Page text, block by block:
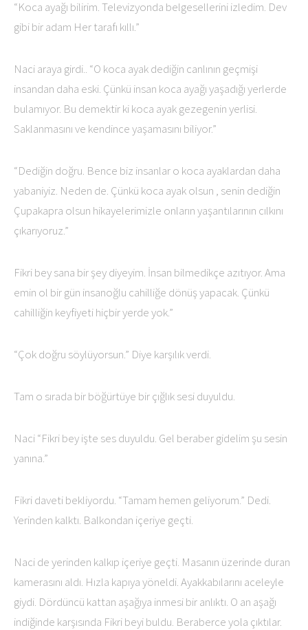
“Koca ayağı bilirim. Televizyonda belgesellerini izledim. Dev
gibi bir adam Her tarafı kıllı.”
Naci araya girdi.. “O koca ayak dediğin canlının geçmişi
insandan daha eski. Çünkü insan koca ayağı yaşadığı yerlerde
bulamıyor. Bu demektir ki koca ayak gezegenin yerlisi.
Saklanmasını ve kendince yaşamasını biliyor.”
“Dediğin doğru. Bence biz insanlar o koca ayaklardan daha
yabaniyiz. Neden de. Çünkü koca ayak olsun , senin dediğin
Çupakapra olsun hikayelerimizle onların yaşantılarının cılkını
çıkarıyoruz.”
Fikri bey sana bir şey diyeyim. İnsan bilmedikçe azıtıyor. Ama
emin ol bir gün insanoğlu cahilliğe dönüş yapacak. Çünkü
cahilliğin keyfiyeti hiçbir yerde yok.”
“Çok doğru söylüyorsun.” Diye karşılık verdi.
Tam o sırada bir böğürtüye bir çığlık sesi duyuldu.
Naci “Fikri bey işte ses duyuldu. Gel beraber gidelim şu sesin
yanına.”
Fikri daveti bekliyordu. “Tamam hemen geliyorum.” Dedi.
Yerinden kalktı. Balkondan içeriye geçti.
Naci de yerinden kalkıp içeriye geçti. Masanın üzerinde duran
kamerasını aldı. Hızla kapıya yöneldi. Ayakkabılarını aceleyle
giydi. Dördüncü kattan aşağıya inmesi bir anlıktı. O an aşağı
indiğinde karşısında Fikri beyi buldu. Beraberce yola çıktılar.